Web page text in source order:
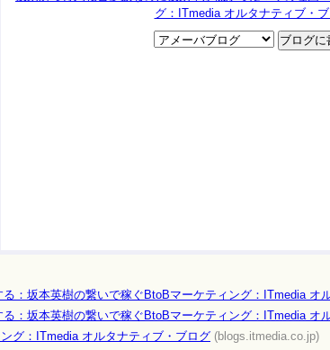
グ：ITmedia オルタナティブ・
：坂本英樹の繋いで稼ぐBtoBマーケティング：ITmedia オ
：坂本英樹の繋いで稼ぐBtoBマーケティング：ITmedia オ
グ：ITmedia オルタナティブ・ブログ (blogs.itmedia.co.jp)